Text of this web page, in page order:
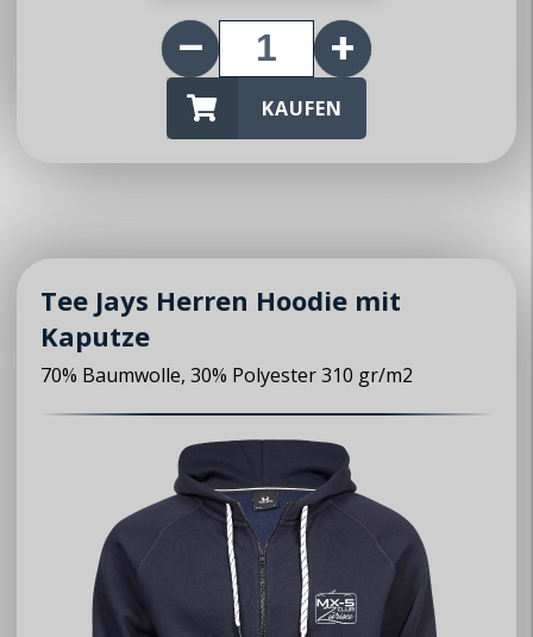
KAUFEN
Tee Jays Herren Hoodie mit
Kaputze
70% Baumwolle, 30% Polyester 310 gr/m2